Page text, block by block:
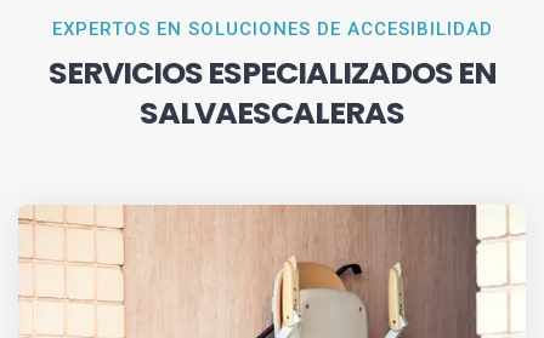
EXPERTOS EN SOLUCIONES DE ACCESIBILIDAD
SERVICIOS ESPECIALIZADOS EN
SALVAESCALERAS